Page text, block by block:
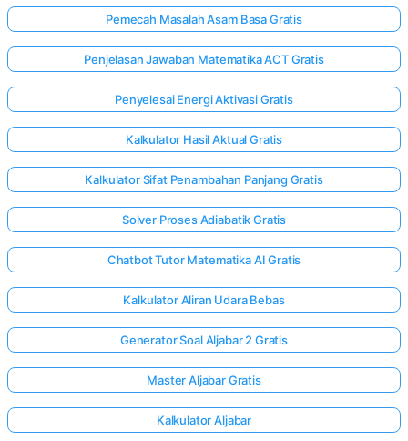
Pemecah Masalah Asam Basa Gratis
Penjelasan Jawaban Matematika ACT Gratis
Penyelesai Energi Aktivasi Gratis
Kalkulator Hasil Aktual Gratis
Kalkulator Sifat Penambahan Panjang Gratis
Solver Proses Adiabatik Gratis
Chatbot Tutor Matematika AI Gratis
Kalkulator Aliran Udara Bebas
Generator Soal Aljabar 2 Gratis
Master Aljabar Gratis
Kalkulator Aljabar